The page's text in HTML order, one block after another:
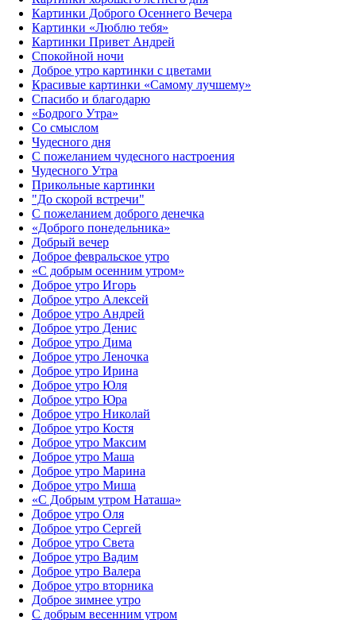
Картинки Доброго Осеннего Вечера
Картинки «Люблю тебя»
Картинки Привет Андрей
Спокойной ночи
Доброе утро картинки с цветами
Красивые картинки «Самому лучшему»
Спасибо и благодарю
«‎Бодрого Утра»‎
Со смыслом
Чудесного дня
С пожеланием чудесного настроения
Чудесного Утра
Прикольные картинки
"До скорой встречи"
С пожеланием доброго денечка
«Доброго понедельника»‎
Добрый вечер
Доброе февральское утро
«С добрым осенним утром»‎
Доброе утро Игорь
Доброе утро Алексей
Доброе утро Андрей
Доброе утро Денис
Доброе утро Дима
Доброе утро Леночка
Доброе утро Ирина
Доброе утро Юля
Доброе утро Юра
Доброе утро Николай
Доброе утро Костя
Доброе утро Максим
Доброе утро Маша
Доброе утро Марина
Доброе утро Миша
«С Добрым утром Наташа»
Доброе утро Оля
Доброе утро Сергей
Доброе утро Света
Доброе утро Вадим
Доброе утро Валера
Доброе утро вторника
Доброе зимнее утро
С добрым весенним утром